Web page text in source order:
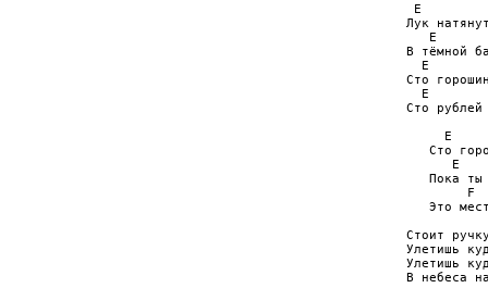
E
Лук
E
В тёмной
E
Сто
E
Сто рублей
E
Сто
      E
Пока ты
F
Это
Стоит
Улетишь
Улетишь
В небеса